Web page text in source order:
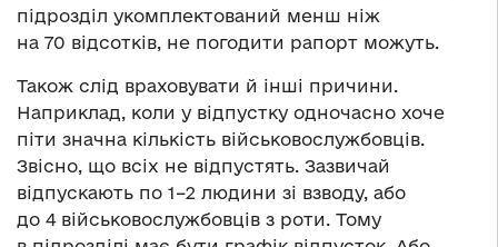
підрозділ укомплектований менш ніж
на 70 відсотків, не погодити рапорт можуть.
Також слід враховувати й інші причини.
Наприклад, коли у відпустку одночасно хоче
піти значна кількість військовослужбовців.
Звісно, що всіх не відпустять. Зазвичай
відпускають по 1–2 людини зі взводу, або
до 4 військовослужбовців з роти. Тому